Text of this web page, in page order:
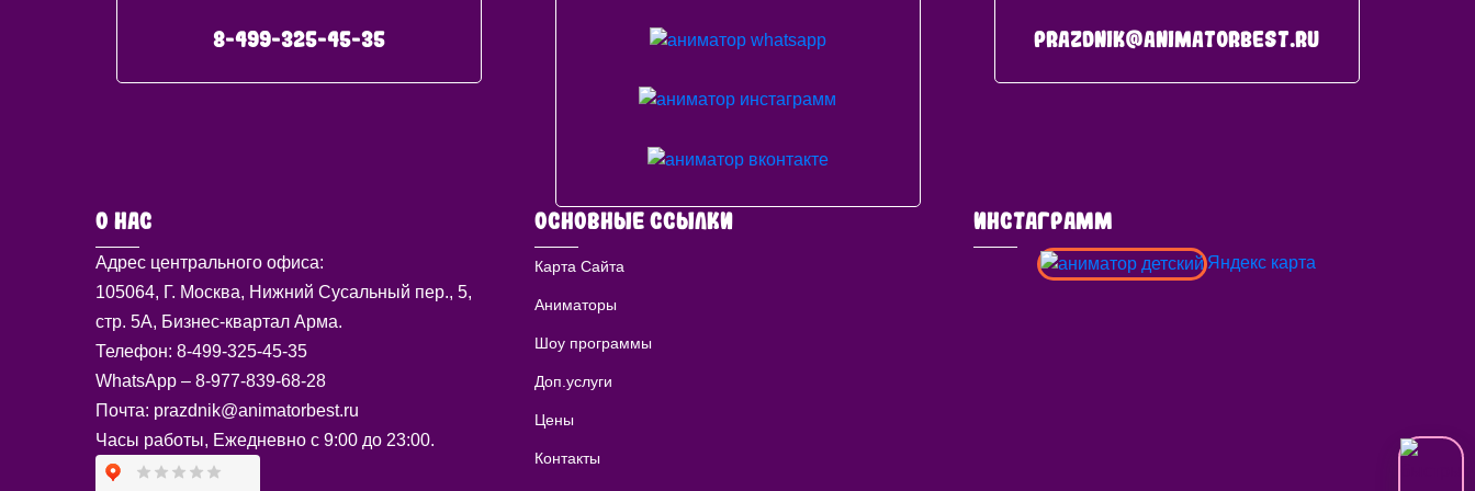
8-499-325-45-35 prazdnik@animatorbest.ru
О НАС
Адрес центрального офиса:
105064, Г. Москва, Нижний Сусальный пер., 5,
стр. 5А, Бизнес-квартал Арма.
Телефон: 8-499-325-45-35
WhatsApp – 8-977-839-68-28
Почта: prazdnik@animatorbest.ru
Часы работы, Ежедневно с 9:00 до 23:00.
ОСНОВНЫЕ ССЫЛКИ
Карта Сайта
Аниматоры
Шоу программы
Доп.услуги
Цены
Контакты
ИНСТАГРАММ
Яндекс карта